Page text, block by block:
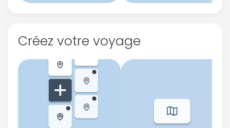
Créez votre voyage